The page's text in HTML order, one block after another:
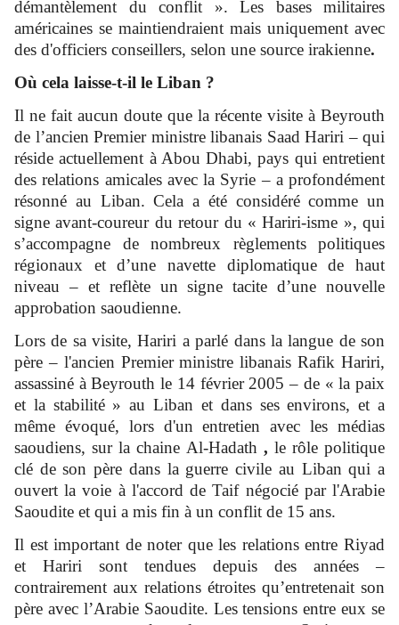
démantèlement du conflit ». Les bases militaires
américaines se maintiendraient mais uniquement avec
des d'officiers conseillers, selon une source irakienne.
Où cela laisse-t-il le Liban ?
Il ne fait aucun doute que la récente visite à Beyrouth
de l’ancien Premier ministre libanais Saad Hariri – qui
réside actuellement à Abou Dhabi, pays qui entretient
des relations amicales avec la Syrie – a profondément
résonné au Liban. Cela a été considéré comme un
signe avant-coureur du retour du « Hariri-isme », qui
s’accompagne de nombreux règlements politiques
régionaux et d’une navette diplomatique de haut
niveau – et reflète un signe tacite d’une nouvelle
approbation saoudienne.
Lors de sa visite, Hariri a parlé dans la langue de son
père – l'ancien Premier ministre libanais Rafik Hariri,
assassiné à Beyrouth le 14 février 2005 – de « la paix
et la stabilité » au Liban et dans ses environs, et a
même évoqué, lors d'un entretien avec les médias
saoudiens, sur la chaine Al-Hadath , le rôle politique
clé de son père dans la guerre civile au Liban qui a
ouvert la voie à l'accord de Taif négocié par l'Arabie
Saoudite et qui a mis fin à un conflit de 15 ans.
Il est important de noter que les relations entre Riyad
et Hariri sont tendues depuis des années –
contrairement aux relations étroites qu’entretenait son
père avec l’Arabie Saoudite. Les tensions entre eux se